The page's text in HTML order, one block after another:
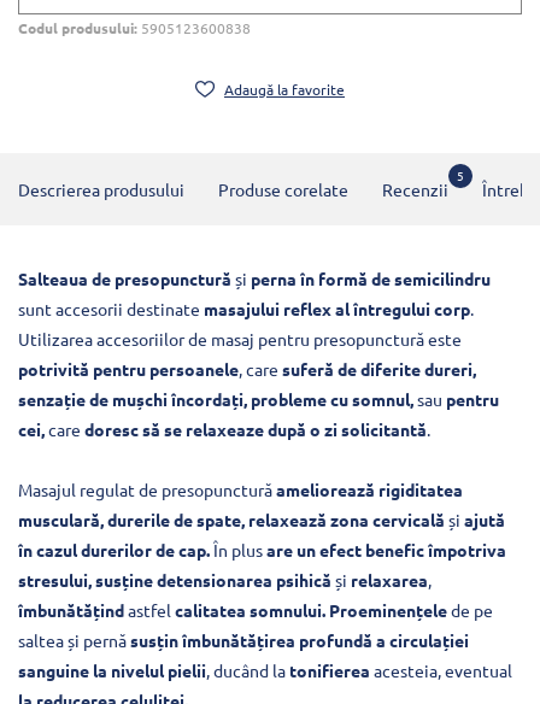
Codul produsului: 5905123600838
Adaugă la favorite
Descrierea produsului Produse corelate Recenzii
5
Salteaua de presopunctură și perna în formă de semicilindru
sunt accesorii destinate masajului reflex al întregului corp
Utilizarea accesoriilor de masaj pentru presopunctură este
potrivită pentru persoanele , care suferă de diferite dureri,
senzație de mușchi încordați, probleme cu somnul, sau pentru
cei, care doresc să se relaxeaze după o zi solicitantă
Masajul regulat de presopuncturăameliorează rigiditatea
musculară, durerile de spate, relaxează zona cervicală și ajută
în cazul durerilor de cap.În plusare un efect benefic împotriva
stresului, susține detensionarea psihică și relaxarea
îmbunătățindastfel calitatea somnului. Proeminențelede pe
saltea și pernăsusțin îmbunătățirea profundă a circulației
sanguine la nivelul pielii , ducând la tonifierea acesteia, eventual